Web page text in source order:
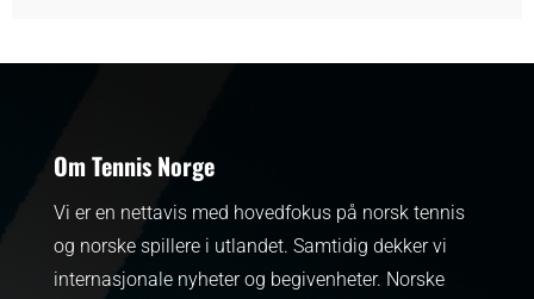
Om Tennis Norge
Vi er en nettavis med hovedfokus på norsk tennis
og norske spillere i utlandet. Samtidig dekker vi
internasjonale nyheter og begivenheter. Norske